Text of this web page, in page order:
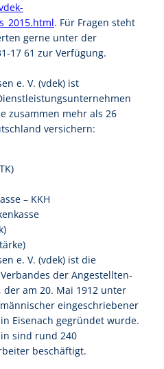
. Für Fragen steht
gerne unter der
17 61 zur Verfügung.
e. V. (vdek) ist
zusammen mehr als 26
versichern:
– KKH
e. V. (vdek) ist die
der Angestellten-
der am 20. Mai 1912 unter
eingeschriebener
Eisenach gegründet wurde.
sind rund 240
beschäftigt.